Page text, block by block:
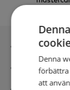
Inga
Säker
Denna
förbättra
att